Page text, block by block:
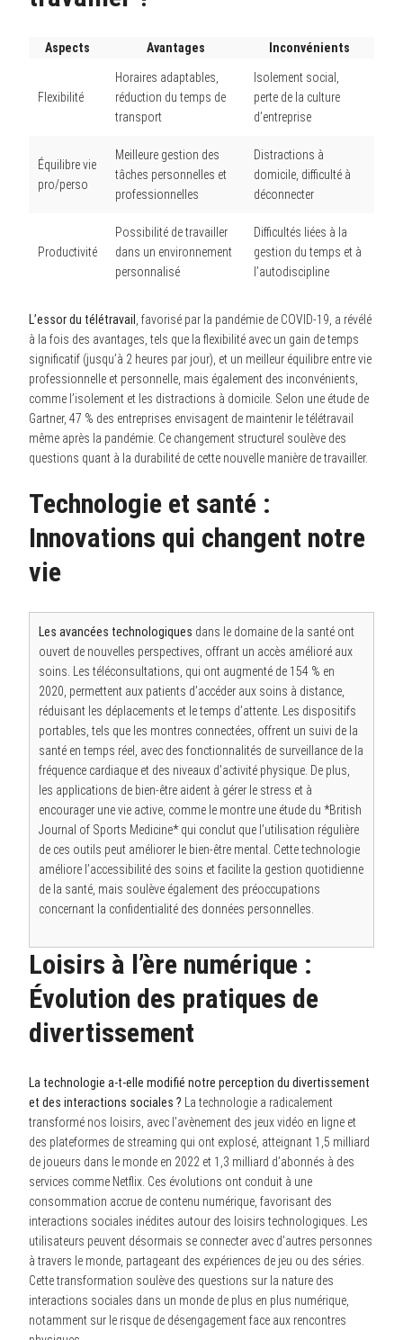
Aspects Avantages Inconvénients
Flexibilité
Horaires adaptables,
réduction du temps de
transport
Isolement social,
perte de la culture
d’entreprise
Équilibre vie
pro/perso
Meilleure gestion des
tâches personnelles et
professionnelles
Distractions à
domicile, difficulté à
déconnecter
Productivité
Possibilité de travailler
dans un environnement
personnalisé
Difficultés liées à la
gestion du temps et à
l’autodiscipline
L’essor du télétravail
, favorisé par la pandémie de COVID-19, a révélé
à la fois des avantages, tels que la flexibilité avec un gain de temps
significatif (jusqu’à 2 heures par jour), et un meilleur équilibre entre vie
professionnelle et personnelle, mais également des inconvénients,
comme l’isolement et les distractions à domicile. Selon une étude de
Gartner, 47 % des entreprises envisagent de maintenir le télétravail
même après la pandémie. Ce changement structurel soulève des
questions quant à la durabilité de cette nouvelle manière de travailler.
Technologie et santé :
Innovations qui changent notre
vie
Les avancées technologiques dans le domaine de la santé ont
ouvert de nouvelles perspectives, offrant un accès amélioré aux
soins. Les téléconsultations, qui ont augmenté de 154 % en
2020, permettent aux patients d’accéder aux soins à distance,
réduisant les déplacements et le temps d’attente. Les dispositifs
portables, tels que les montres connectées, offrent un suivi de la
santé en temps réel, avec des fonctionnalités de surveillance de la
fréquence cardiaque et des niveaux d’activité physique. De plus,
les applications de bien-être aident à gérer le stress et à
encourager une vie active, comme le montre une étude du *British
Journal of Sports Medicine* qui conclut que l’utilisation régulière
de ces outils peut améliorer le bien-être mental. Cette technologie
améliore l’accessibilité des soins et facilite la gestion quotidienne
de la santé, mais soulève également des préoccupations
concernant la confidentialité des données personnelles.
Loisirs à l’ère numérique :
Évolution des pratiques de
divertissement
La technologie a-t-elle modifié notre perception du divertissement
et des interactions sociales ? La technologie a radicalement
transformé nos loisirs, avec l’avènement des jeux vidéo en ligne et
des plateformes de streaming qui ont explosé, atteignant 1,5 milliard
de joueurs dans le monde en 2022 et 1,3 milliard d’abonnés à des
services comme Netflix. Ces évolutions ont conduit à une
consommation accrue de contenu numérique, favorisant des
interactions sociales inédites autour des loisirs technologiques. Les
utilisateurs peuvent désormais se connecter avec d’autres personnes
à travers le monde, partageant des expériences de jeu ou des séries.
Cette transformation soulève des questions sur la nature des
interactions sociales dans un monde de plus en plus numérique,
notamment sur le risque de désengagement face aux rencontres